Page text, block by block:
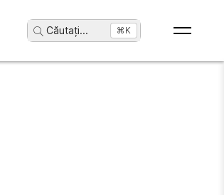
Căutați... ⌘K